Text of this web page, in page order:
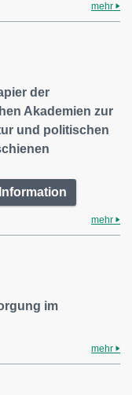
mehr
der
Akademien zur
und politischen
mehr
im
mehr